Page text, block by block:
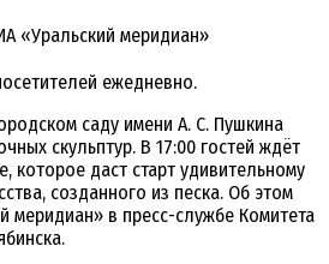
«Уральский меридиан»
ежедневно.
саду имени А. С. Пушкина
скульптур. В 17:00 гостей ждёт
которое даст старт удивительному
созданного из песка. Об этом
меридиан» в пресс-службе Комитета